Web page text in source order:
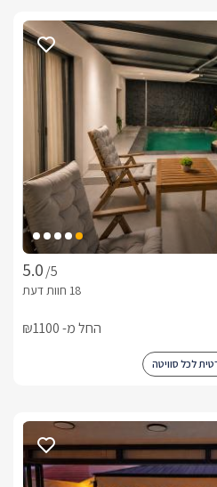
ומיזוג אוויר.חדר רחצה פרטי מעוצב ואסתטי, עם אבזור מלא הכולל
מגבות, חלוקים ותמרוקי רחצה ריחניים.עם ג'קוזי פרטי פנימי וג'קוזי
ואינטימית ופינת ברביקיו.
הסוויטות שוכנות במושב עין יעקב המשקיף על כל אזור הגליל
באזור החוץ של סוויטת סורנטו קיימת בריכת שחיה מפוארת פרטית
ונוף קסום ושקט.
באירוח יחכו לכם : בקבוק יין איכותי, חלב, קפסולות למכונות הקפה,
חטיפים, שוקולדים, פירות העונה ופינוקים נוספים. בחדרי הרחצה
/5
החל מ- ₪1100
לכל סוויטה